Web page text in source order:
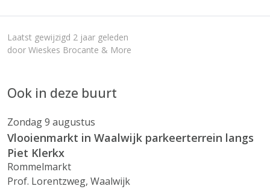
Laatst gewijzigd 2 jaar geleden
door Wieskes Brocante & More
Ook in deze buurt
Zondag 9 augustus
Vlooienmarkt in Waalwijk parkeerterrein langs
Piet Klerkx
Rommelmarkt
Prof. Lorentzweg, Waalwijk